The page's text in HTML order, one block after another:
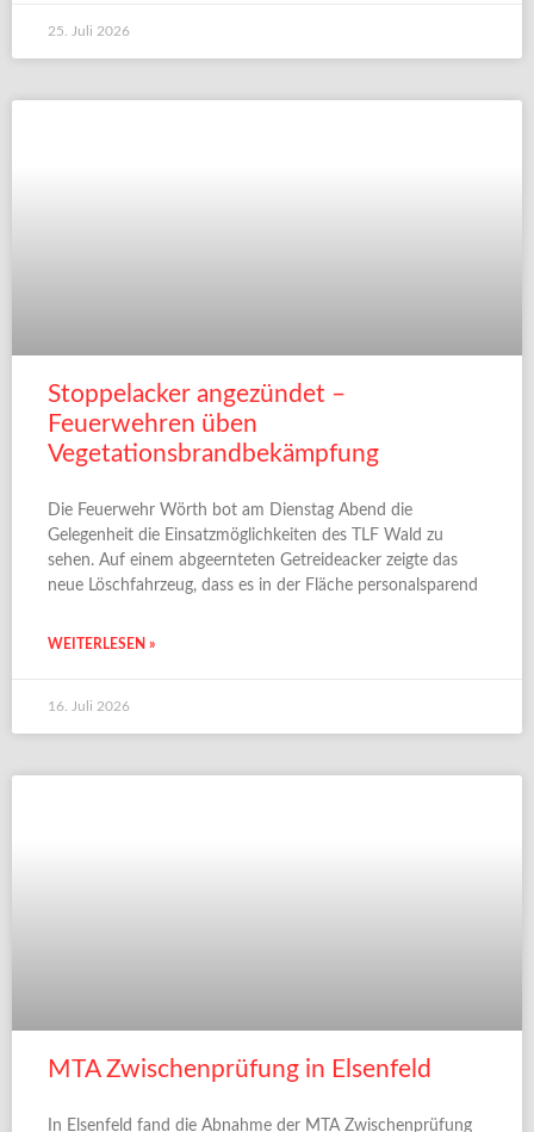
25. Juli 2026
Stoppelacker angezündet –
Feuerwehren üben
Vegetationsbrandbekämpfung
Die Feuerwehr Wörth bot am Dienstag Abend die
Gelegenheit die Einsatzmöglichkeiten des TLF Wald zu
sehen. Auf einem abgeernteten Getreideacker zeigte das
neue Löschfahrzeug, dass es in der Fläche personalsparend
WEITERLESEN »
16. Juli 2026
MTA Zwischenprüfung in Elsenfeld
In Elsenfeld fand die Abnahme der MTA Zwischenprüfung